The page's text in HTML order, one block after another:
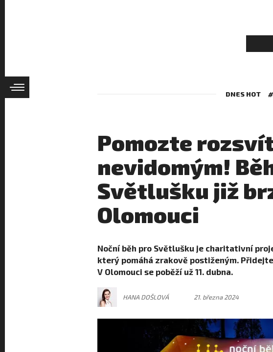
DNES HOT
Pomozte
nevidomým!
Světlušku již
Olomouci
Noční běh pro Světlušku je charitativní
který pomáhá zrakově postiženým.
V Olomouci se poběží už 11. dubna.
HANA DOŠLOVÁ 21. března 2024